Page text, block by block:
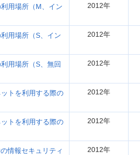
用場所（M、イン
2012年
用場所（S、イン
2012年
用場所（S、無回
2012年
を利用する際の
2012年
を利用する際の
2012年
報セキュリティ
2012年